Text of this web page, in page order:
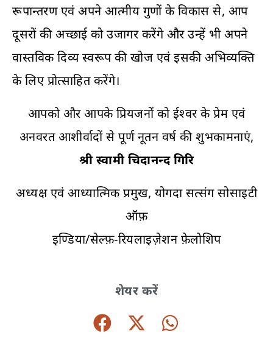
रूपान्तरण एवं अपने आत्मीय गुणों के विकास से, आप
दूसरों की अच्छाई को उजागर करेंगे और उन्हें भी अपने
वास्तविक दिव्य स्वरूप की खोज एवं इसकी अभिव्यक्ति
के लिए प्रोत्साहित करेंगे।
आपको और आपके प्रियजनों को ईश्वर के प्रेम एवं
अनवरत आशीर्वादों से पूर्ण नूतन वर्ष की शुभकामनाएं,
श्री स्वामी चिदानन्द गिरि
अध्यक्ष एवं आध्यात्मिक प्रमुख, योगदा सत्संग सोसाइटी
ऑफ़
इण्डिया/सेल्फ़-रियलाइजे़शन फ़ेलोशिप
शेयर करें